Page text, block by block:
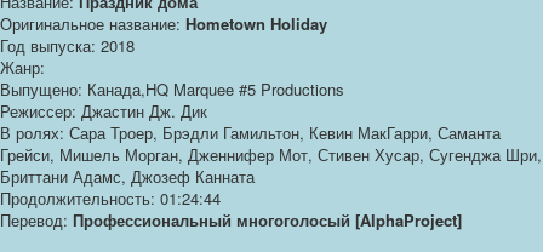
Оригинальное название: Hometown Holiday
Год выпуска: 2018
Жанр:
Выпущено: Канада,HQ Marquee #5 Productions
Режиссер: Джастин Дж. Дик
В ролях: Сара Троер, Брэдли Гамильтон, Кевин МакГарри, Саманта
Грейси, Мишель Морган, Дженнифер Мот, Стивен Хусар, Сугенджа Шри,
Бриттани Адамс, Джозеф Канната
Продолжительность: 01:24:44
Перевод: Профессиональный многоголосый [AlphaProject]